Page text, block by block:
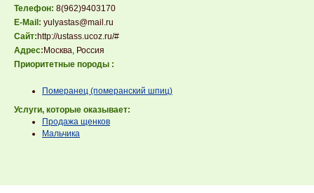
Телефон: 8(962)9403170
E-Mail: yulyastas@mail.ru
Сайт:http://ustass.ucoz.ru/#
Адрес: Москва, Россия
Приоритетные породы :
Померанец (померанский шпиц)
Услуги, которые оказывает:
Продажа щенков
Мальчика